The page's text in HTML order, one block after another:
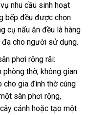
nhu cầu sinh hoạt
bếp đều được chọn
cụ nấu ăn đều là hàng
cho người sử dụng.
phơi rộng rãi:
thờ, không gian
cho gia đình thờ cúng
sân phơi rộng,
cảnh hoặc tạo một